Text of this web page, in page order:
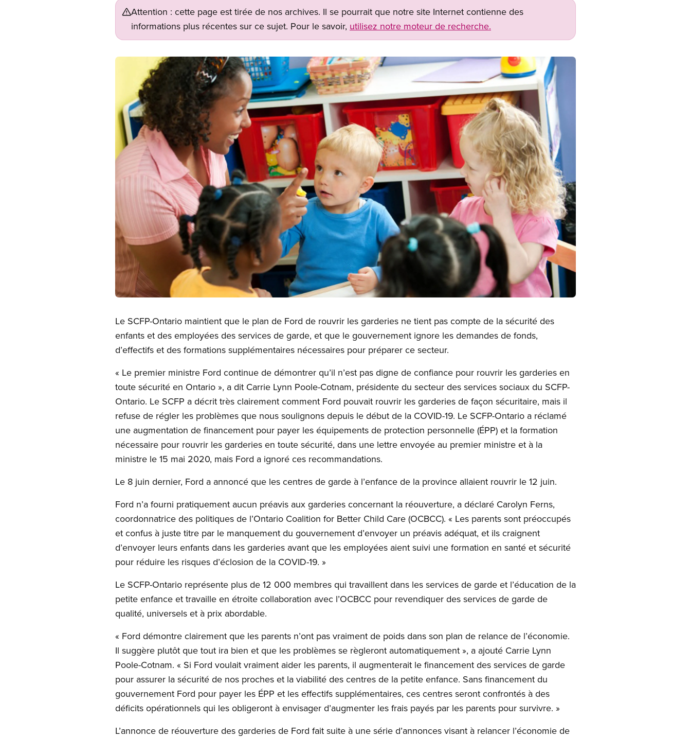
Attention : cette page est tirée de nos archives. Il se pourrait que notre site Internet contienne des
informations plus récentes sur ce sujet. Pour le savoir, utilisez notre moteur de recherche.
Image
Le SCFP-Ontario maintient que le plan de Ford de rouvrir les garderies ne tient pas compte de la sécurité des
enfants et des employées des services de garde, et que le gouvernement ignore les demandes de fonds,
d’effectifs et des formations supplémentaires nécessaires pour préparer ce secteur.
« Le premier ministre Ford continue de démontrer qu’il n’est pas digne de confiance pour rouvrir les garderies en
toute sécurité en Ontario », a dit Carrie Lynn Poole-Cotnam, présidente du secteur des services sociaux du SCFP-
Ontario. Le SCFP a décrit très clairement comment Ford pouvait rouvrir les garderies de façon sécuritaire, mais il
refuse de régler les problèmes que nous soulignons depuis le début de la COVID-19. Le SCFP-Ontario a réclamé
une augmentation de financement pour payer les équipements de protection personnelle (ÉPP) et la formation
nécessaire pour rouvrir les garderies en toute sécurité, dans une lettre envoyée au premier ministre et à la
ministre le 15 mai 2020, mais Ford a ignoré ces recommandations.
Le 8 juin dernier, Ford a annoncé que les centres de garde à l’enfance de la province allaient rouvrir le 12 juin.
Ford n’a fourni pratiquement aucun préavis aux garderies concernant la réouverture, a déclaré Carolyn Ferns,
coordonnatrice des politiques de l’Ontario Coalition for Better Child Care (OCBCC). « Les parents sont préoccupés
et confus à juste titre par le manquement du gouvernement d’envoyer un préavis adéquat, et ils craignent
d’envoyer leurs enfants dans les garderies avant que les employées aient suivi une formation en santé et sécurité
pour réduire les risques d’éclosion de la COVID-19. »
Le SCFP-Ontario représente plus de 12 000 membres qui travaillent dans les services de garde et l’éducation de la
petite enfance et travaille en étroite collaboration avec l’OCBCC pour revendiquer des services de garde de
qualité, universels et à prix abordable.
« Ford démontre clairement que les parents n’ont pas vraiment de poids dans son plan de relance de l’économie.
Il suggère plutôt que tout ira bien et que les problèmes se règleront automatiquement », a ajouté Carrie Lynn
Poole-Cotnam. « Si Ford voulait vraiment aider les parents, il augmenterait le financement des services de garde
pour assurer la sécurité de nos proches et la viabilité des centres de la petite enfance. Sans financement du
gouvernement Ford pour payer les ÉPP et les effectifs supplémentaires, ces centres seront confrontés à des
déficits opérationnels qui les obligeront à envisager d’augmenter les frais payés par les parents pour survivre. »
L’annonce de réouverture des garderies de Ford fait suite à une série d’annonces visant à relancer l’économie de